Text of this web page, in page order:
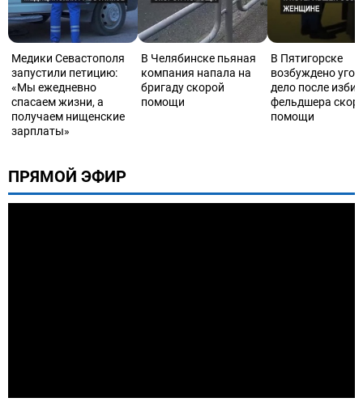
Медики Севастополя
запустили петицию:
«Мы ежедневно
спасаем жизни, а
получаем нищенские
зарплаты»
В Челябинске пьяная
компания напала на
бригаду скорой
помощи
В Пятигорске
возбуждено
дело после
фельдшера
помощи
ПРЯМОЙ ЭФИР